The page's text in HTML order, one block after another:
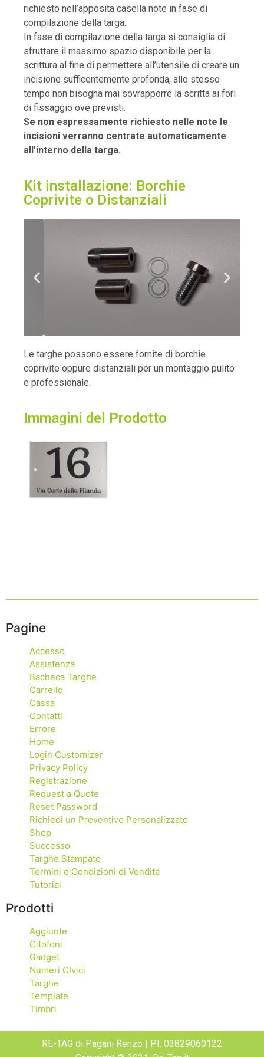
richiesto nell’apposita casella note in fase di
compilazione della targa.
In fase di compilazione della targa si consiglia di
sfruttare il massimo spazio disponibile per la
scrittura al fine di permettere all’utensile di creare un
incisione sufficentemente profonda, allo stesso
tempo non bisogna mai sovrapporre la scritta ai fori
di fissaggio ove previsti.
Se non espressamente richiesto nelle note le
incisioni verranno centrate automaticamente
all’interno della targa.
Kit installazione: Borchie
Coprivite o Distanziali
Le targhe possono essere fornite di borchie
coprivite oppure distanziali per un montaggio pulito
e professionale.
Immagini del Prodotto​
Pagine
Accesso
Assistenza
Bacheca Targhe
Carrello
Cassa
Contatti
Errore
Home
Login Customizer
Privacy Policy
Registrazione
Request a Quote
Reset Password
Richiedi un Preventivo Personalizzato
Shop
Successo
Targhe Stampate
Termini e Condizioni di Vendita
Tutorial
Prodotti
Aggiunte
Citofoni
Gadget
Numeri CIvici
Targhe
Template
Timbri
RE-TAG di Pagani Renzo | P.I. 03829060122